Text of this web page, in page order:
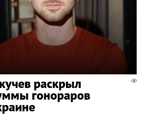
раскрыл
гонораров